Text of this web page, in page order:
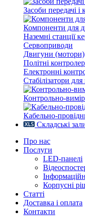
Засоби передачі
Компоненти для
Наземні станції
Сервоприводи
Двигуни (мотори)
Політні
Електронні
Стабілізатори
Контрольно-
Кабельно-
Складські
Про нас
Послуги
LED-панелі
Корпусні
Статті
Доставка і оплата
Контакти